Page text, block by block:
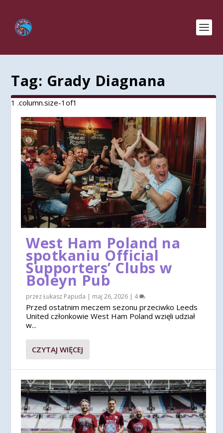
Tag: Grady Diagnana
West Ham Poland na
spotkaniu Official
Supporters’ Clubs w
Boleyn Pub
przezŁukasz Papuda | maj 26, 2026 | 4
Przed ostatnim meczem sezonu przeciwko Leeds
United członkowie West Ham Poland wzięli udział
w...
CZYTAJ WIĘCEJ